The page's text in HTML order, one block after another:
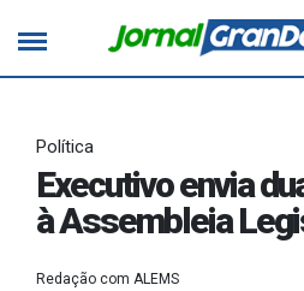
Política
Executivo envia
à Assembleia
Redação com ALEMS